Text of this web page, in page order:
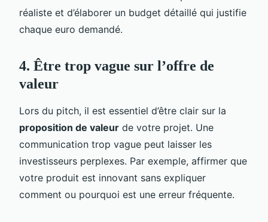
réaliste et d’élaborer un budget détaillé qui justifie
chaque euro demandé.
4. Être trop vague sur l’offre de
valeur
Lors du pitch, il est essentiel d’être clair sur la
proposition de valeur de votre projet. Une
communication trop vague peut laisser les
investisseurs perplexes. Par exemple, affirmer que
votre produit est innovant sans expliquer
comment ou pourquoi est une erreur fréquente.